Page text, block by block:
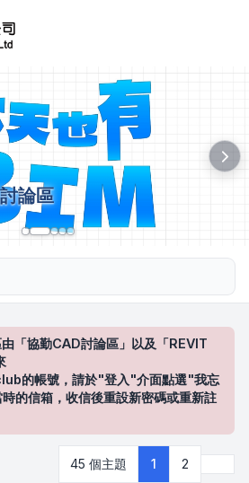
論區
「協勤CAD討論區」以及「REVIT
的帳號，請於"登入"介面點選"我忘
的信箱，收信後重設新密碼或重新註
45 個主題 1 2